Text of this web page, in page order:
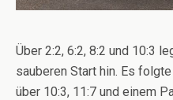
Über 2:2, 6:2, 8:2 und 10:3
sauberen Start hin. Es
über 10:3, 11:7 und einem